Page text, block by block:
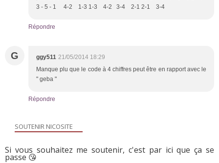
3 - 5 - 1 4-2 1-3 1-3 4-2 3-4 2-1 2-1 3-4
Répondre
G ggy511 21/05/2014 18:29
Manque plu que le code à 4 chiffres peut être en rapport avec le
" geba "
Répondre
SOUTENIR NICOSITE
Si vous souhaitez me soutenir, c'est par ici que ça se
passe 😘